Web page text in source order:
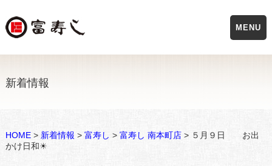
新着情報
HOME> 新着情報 > 富寿し > 富寿し 南本町店> ５月９日 お出
かけ日和☀
MENU